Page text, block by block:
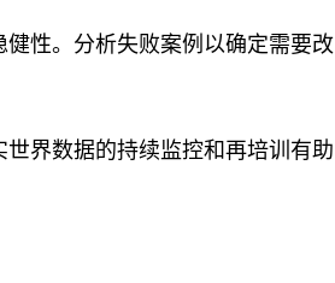
性。分析失败案例以确定需要改
界数据的持续监控和再培训有助